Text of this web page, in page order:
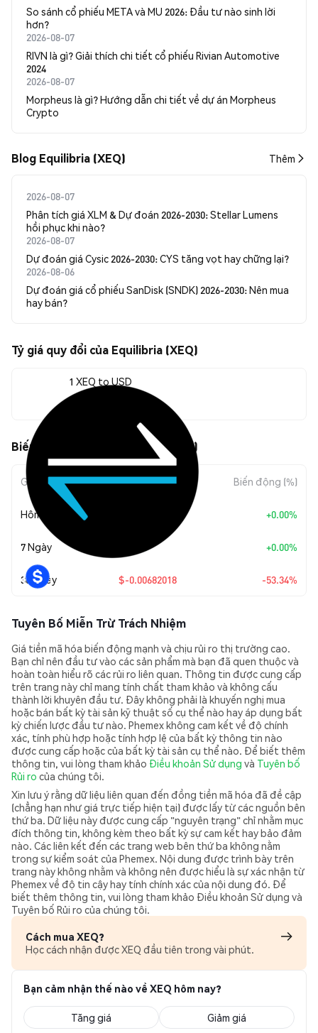
So sánh cổ phiếu META và MU 2026: Đầu tư nào sinh lời
hơn?
2026-08-07
RIVN là gì? Giải thích chi tiết cổ phiếu Rivian Automotive
2024
2026-08-07
Morpheus là gì? Hướng dẫn chi tiết về dự án Morpheus
Crypto
Blog Equilibria (XEQ) Thêm
2026-08-07
Phân tích giá XLM & Dự đoán 2026-2030: Stellar Lumens
hồi phục khi nào?
2026-08-07
Dự đoán giá Cysic 2026-2030: CYS tăng vọt hay chững lại?
2026-08-06
Dự đoán giá cổ phiếu SanDisk (SNDK) 2026-2030: Nên mua
hay bán?
Tỷ giá quy đổi của Equilibria (XEQ)
1 XEQ to USD
Biến động giá của Equilibria (XEQ)
Giai đoạn Mức biến động Biến động (%)
Hôm nay +0.00%
7 Ngày +0.00%
30 Ngày $-0.00682018 -53.34%
Tuyên Bố Miễn Trừ Trách Nhiệm
Giá tiền mã hóa biến động mạnh và chịu rủi ro thị trường cao.
Bạn chỉ nên đầu tư vào các sản phẩm mà bạn đã quen thuộc và
hoàn toàn hiểu rõ các rủi ro liên quan. Thông tin được cung cấp
trên trang này chỉ mang tính chất tham khảo và không cấu
thành lời khuyên đầu tư. Đây không phải là khuyến nghị mua
hoặc bán bất kỳ tài sản kỹ thuật số cụ thể nào hay áp dụng bất
kỳ chiến lược đầu tư nào. Phemex không cam kết về độ chính
xác, tính phù hợp hoặc tính hợp lệ của bất kỳ thông tin nào
được cung cấp hoặc của bất kỳ tài sản cụ thể nào. Để biết thêm
thông tin, vui lòng tham khảo Điều khoản Sử dụng và Tuyên bố
Rủi ro của chúng tôi.
Xin lưu ý rằng dữ liệu liên quan đến đồng tiền mã hóa đã đề cập
(chẳng hạn như giá trực tiếp hiện tại) được lấy từ các nguồn bên
thứ ba. Dữ liệu này được cung cấp "nguyên trạng" chỉ nhằm mục
đích thông tin, không kèm theo bất kỳ sự cam kết hay bảo đảm
nào. Các liên kết đến các trang web bên thứ ba không nằm
trong sự kiểm soát của Phemex. Nội dung được trình bày trên
trang này không nhằm và không nên được hiểu là sự xác nhận từ
Phemex về độ tin cậy hay tính chính xác của nội dung đó. Để
biết thêm thông tin, vui lòng tham khảo Điều khoản Sử dụng và
Tuyên bố Rủi ro của chúng tôi.
Cách mua XEQ?
Học cách nhận được XEQ đầu tiên trong vài phút.
Bạn cảm nhận thế nào về XEQ hôm nay?
Tăng giá Giảm giá